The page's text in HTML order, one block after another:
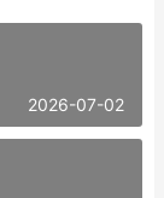
2026-07-02